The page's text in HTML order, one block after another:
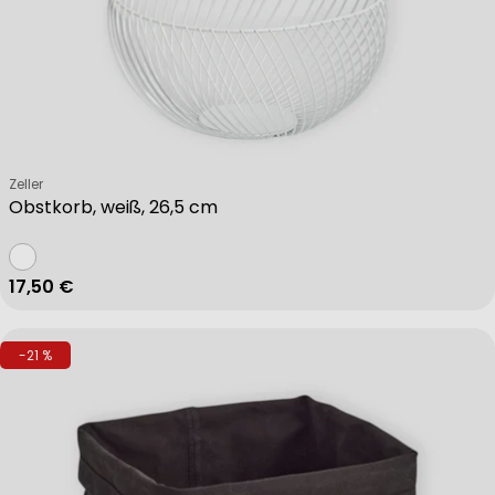
Obstkorb, weiß, 26,5 cm
Verkäufer:
Zeller
Regulärer Preis
17,50 €
-21 %